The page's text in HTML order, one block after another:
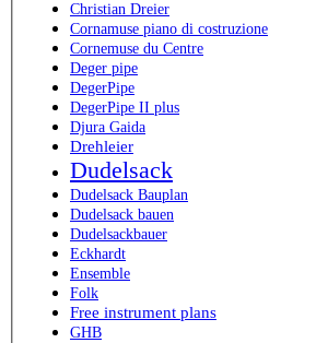
Christian Dreier
Cornamuse piano di costruzione
Cornemuse du Centre
Deger pipe
DegerPipe
DegerPipe II plus
Djura Gaida
Drehleier
Dudelsack
Dudelsack Bauplan
Dudelsack bauen
Dudelsackbauer
Eckhardt
Ensemble
Folk
Free instrument plans
GHB